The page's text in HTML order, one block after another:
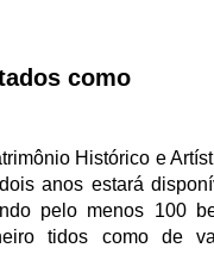
como
Histórico e
anos estará
pelo menos 100
tidos como de